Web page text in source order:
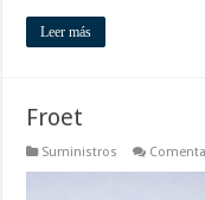
Leer más
Froet
Suministros